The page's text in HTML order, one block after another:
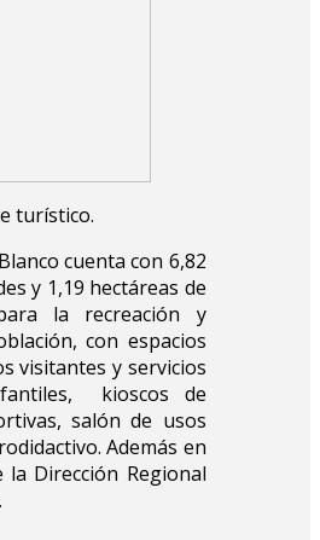
turístico.
cuenta con 6,82
y 1,19 hectáreas de
la recreación y
con espacios
visitantes y servicios
kioscos de
salón de usos
Además en
Dirección Regional